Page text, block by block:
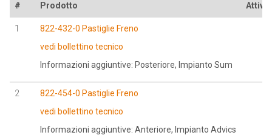
# Prodotto Attivo
1
822-432-0 Pastiglie Freno
vedi bollettino tecnico
Informazioni aggiuntive: Posteriore, Impianto Sum
2
822-454-0 Pastiglie Freno
vedi bollettino tecnico
Informazioni aggiuntive: Anteriore, Impianto Advics